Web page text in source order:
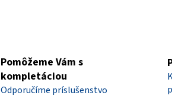
Pomôžeme Vám s
kompletáciou
Odporučíme príslušenstvo